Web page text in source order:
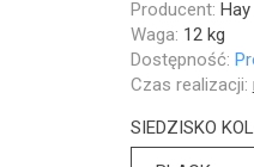
Producent: Hay
Waga: 12kg
Dostępność:
Czas realizacji:
SIEDZISKO